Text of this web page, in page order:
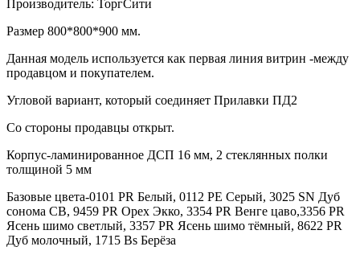
Производитель: ТоргСити
Размер 800*800*900 мм.
Данная модель используется как первая линия витрин -между
продавцом и покупателем.
Угловой вариант, который соединяет Прилавки ПД2
Со стороны продавцы открыт.
Корпус-ламинированное ДСП 16 мм, 2 стеклянных полки
толщиной 5 мм
Базовые цвета-0101 PR Белый, 0112 PE Серый, 3025 SN Дуб
сонома СВ, 9459 PR Орех Экко, 3354 PR Венге цаво,3356 PR
Ясень шимо светлый, 3357 PR Ясень шимо тёмный, 8622 PR
Дуб молочный, 1715 Bs Берёза